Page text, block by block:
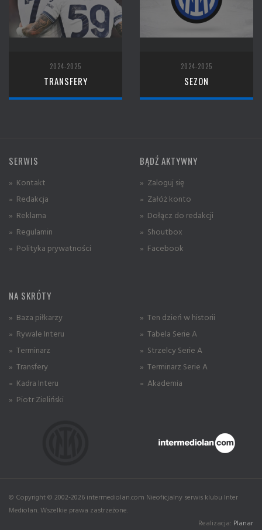
2024-2025
TRANSFERY
2024-2025
SEZON
SERWIS
» Kontakt
» Redakcja
» Reklama
» Regulamin
» Polityka prywatności
BĄDŹ AKTYWNY
» Zaloguj się
» Załóż konto
» Dołącz do redakcji
» Shoutbox
» Facebook
NA SKRÓTY
» Baza piłkarzy
» Rywale Interu
» Terminarz
» Transfery
» Kadra Interu
» Piotr Zieliński
» Ten dzień w historii
» Tabela Serie A
» Strzelcy Serie A
» Terminarz Serie A
» Akademia
© Copyright © 2002-2026 intermediolan.com Nieoficjalny serwis klubu Inter
Mediolan. Wszelkie prawa zastrzeżone.
Realizacja: Planar